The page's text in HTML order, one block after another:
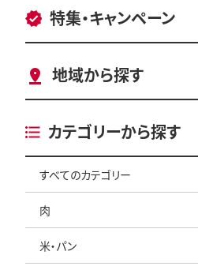
特集・キャンペーン
地域から探す
カテゴリーから探す
すべてのカテゴリー
肉
米・パン